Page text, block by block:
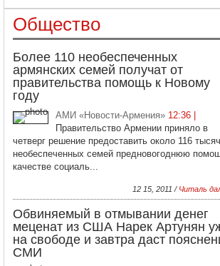
Общество
Более 110 необеспеченных
армянских семей получат от
правительства помощь к Новому
году
АМИ «Новости-Армения» 12:36 |
Правительство Армении приняло в
четверг решение предоставить около 116
необеспеченных семей предновогоднюю
качестве социаль...
12 15, 2011 / Читаль
Обвиняемый в отмывании денег
меценат из США Нарек Артунян
на свободе и завтра даст
СМИ